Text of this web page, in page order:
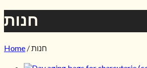
חנות
Home / חנות